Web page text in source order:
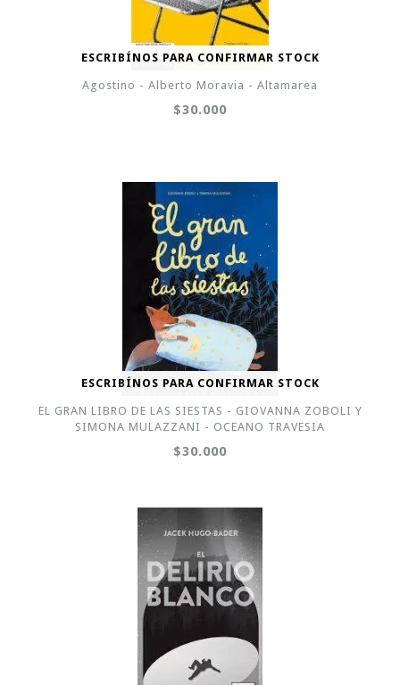
ESCRIBÍNOS PARA CONFIRMAR STOCK
Agostino - Alberto Moravia - Altamarea
$30.000
ESCRIBÍNOS PARA CONFIRMAR STOCK
EL GRAN LIBRO DE LAS SIESTAS - GIOVANNA ZOBOLI Y
SIMONA MULAZZANI - OCEANO TRAVESIA
$30.000